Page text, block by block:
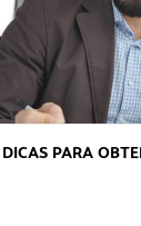
DICAS PARA